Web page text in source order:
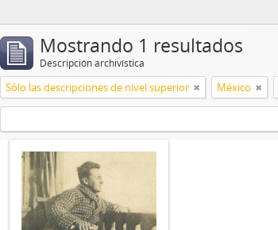
Mostrando 1 resultados
Descripción archivística
Sólo las descripciones de nivel superior México